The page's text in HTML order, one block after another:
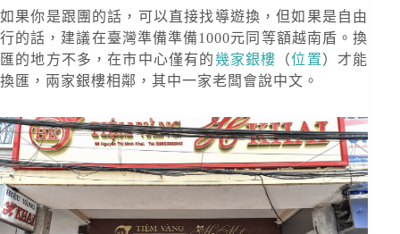
如果你是跟團的話，可以直接找導遊換，但如果是自由
行的話，建議在臺灣準備準備1000元同等額越南盾。換
匯的地方不多，在市中心僅有的幾家銀樓 （位置）才能
換匯，兩家銀樓相鄰，其中一家老闆會說中文。